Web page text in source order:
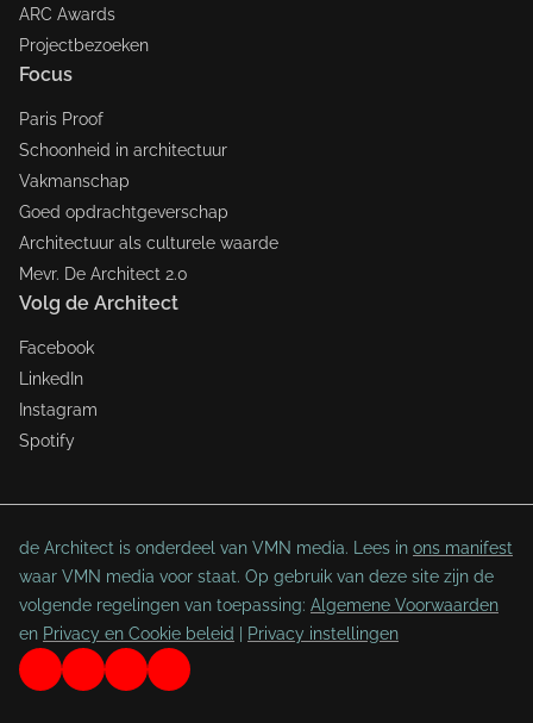
ARC Awards
Projectbezoeken
Focus
Paris Proof
Schoonheid in architectuur
Vakmanschap
Goed opdrachtgeverschap
Architectuur als culturele waarde
Mevr. De Architect 2.0
Volg de Architect
Facebook
LinkedIn
Instagram
Spotify
de Architect is onderdeel van VMN media. Lees in ons manifest
waar VMN media voor staat. Op gebruik van deze site zijn de
volgende regelingen van toepassing: Algemene Voorwaarden
en Privacy en Cookie beleid Privacy instellingen